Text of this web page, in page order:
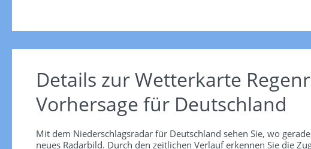
Details zur Wetterkarte
Vorhersage für Deutschland
Mit dem Niederschlagsradar für Deutschland sehen Sie, wo
neues Radarbild. Durch den zeitlichen Verlauf erkennen Sie die